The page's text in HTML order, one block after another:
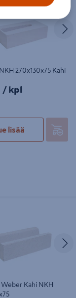
270x130x75 Kahi
kpl
/ kpl
lisää
Weber Kahi NKH